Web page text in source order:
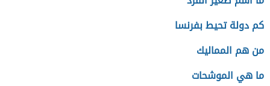
كم دولة تحيط بفرنسا
من هم المماليك
ما هي الموشحات